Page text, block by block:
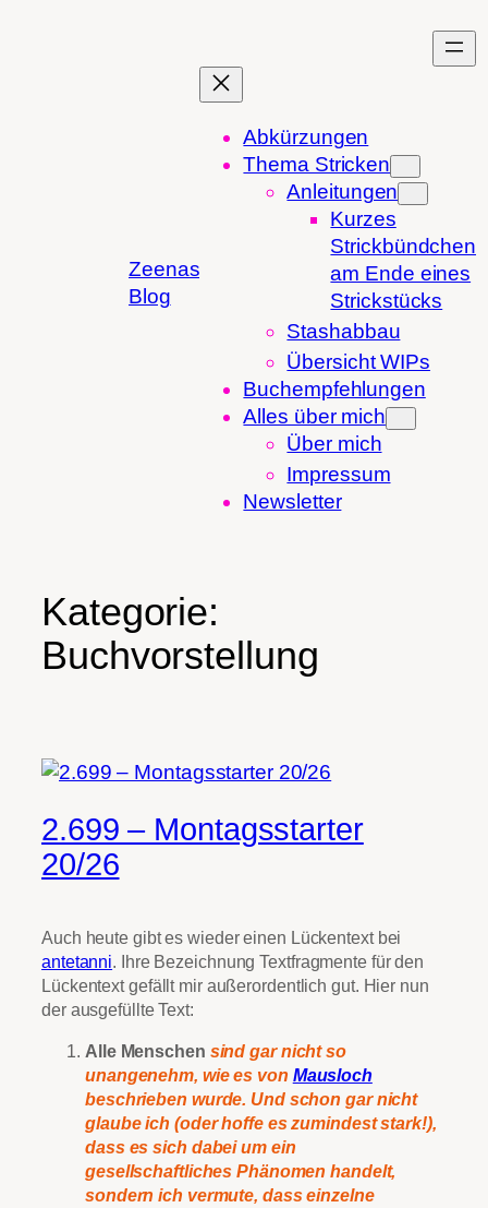
Zeenas
Blog
Abkürzungen
Thema Stricken
Anleitungen
Kurzes
Strickbündchen
am Ende eines
Strickstücks
Stashabbau
Übersicht WIPs
Buchempfehlungen
Alles über mich
Über mich
Impressum
Newsletter
Kategorie:
Buchvorstellung
2.699 – Montagsstarter
20/26
Auch heute gibt es wieder einen Lückentext bei
antetanni. Ihre Bezeichnung Textfragmente für den
Lückentext gefällt mir außerordentlich gut. Hier nun
der ausgefüllte Text:
Alle Menschen sind gar nicht so
unangenehm, wie es von Mausloch
beschrieben wurde. Und schon gar nicht
glaube ich (oder hoffe es zumindest stark!),
dass es sich dabei um ein
gesellschaftliches Phänomen handelt,
sondern ich vermute, dass einzelne